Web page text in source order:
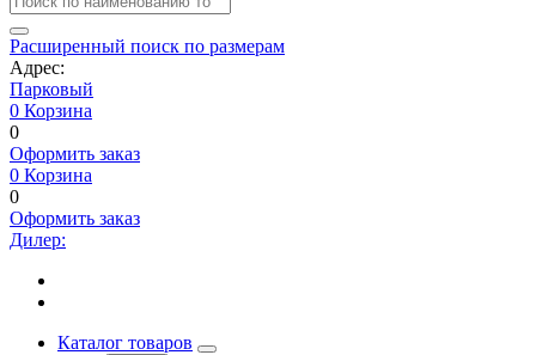
Расширенный поиск по размерам
Адрес:
Парковый
0 Корзина
0
Оформить заказ
0 Корзина
0
Оформить заказ
Дилер:
Каталог товаров